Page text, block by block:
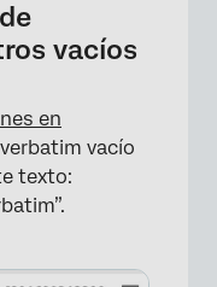
vacíos
en
vacío
texto: